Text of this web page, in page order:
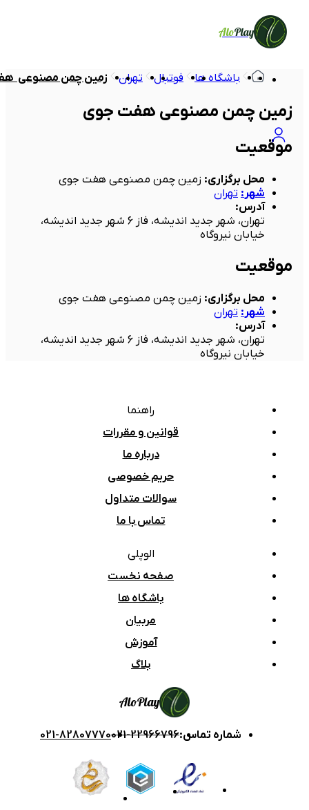
AloPlay
باشگاه ها فوتبال تهران زمین چمن مصنوعی
زمین چمن مصنوعی هفت جوی
موقعیت
محل برگزاری: زمین چمن مصنوعی هفت جوی
شهر : تهران
آدرس:
تهران، شهر جدید اندیشه، فاز 6 شهر جدید اندیشه،
خیابان نیروگاه
موقعیت
محل برگزاری: زمین چمن مصنوعی هفت جوی
شهر : تهران
آدرس:
تهران، شهر جدید اندیشه، فاز 6 شهر جدید اندیشه،
خیابان نیروگاه
راهنما
قوانین و مقررات
درباره ما
حریم خصوصی
سوالات متداول
تماس با ما
الوپلی
صفحه نخست
باشگاه ها
مربیان
آموزش
بلاگ
AloPlay
شماره تماس:
021-22966796
021-82807770